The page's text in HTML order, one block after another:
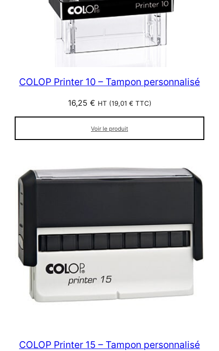
COLOP Printer 10 – Tampon personnalisé
16,25 € HT (19,01 € TTC)
Voir le produit
COLOP Printer 15 – Tampon personnalisé